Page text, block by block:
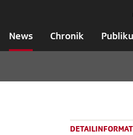
News Chronik